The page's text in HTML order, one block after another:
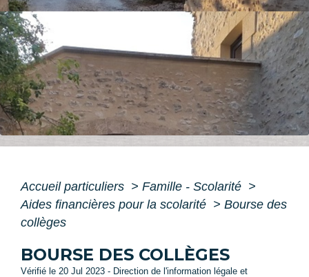
Accueil particuliers > Famille - Scolarité >
Aides financières pour la scolarité > Bourse des
collèges
BOURSE DES COLLÈGES
Vérifié le 20 Jul 2023 - Direction de l'information légale et